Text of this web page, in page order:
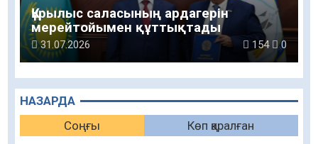
НАЗАРДА
Соңғы
Көп қаралған
Құрылыс саласының ардагерін
мерейтойымен құттықтады
31.07.2026 154 0